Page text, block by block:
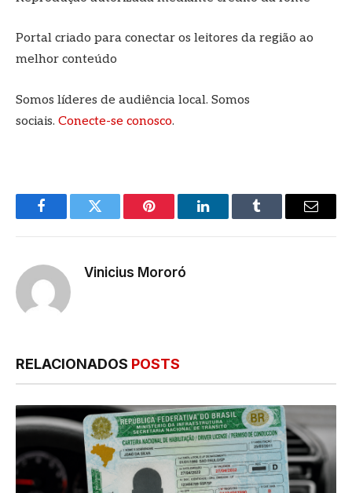
Portal criado para conectar os leitores da região ao
melhor conteúdo
Somos líderes de audiência local. Somos
sociais. Conecte-se conosco.
FacebookTwitter Pinterest LinkedInTumblr
E-
Vinicius Mororó
RELACIONADOS POSTS